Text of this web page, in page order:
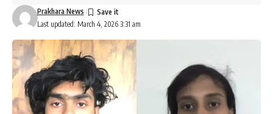
Last updated: March 4, 2026 3:31 am
Prakhara News